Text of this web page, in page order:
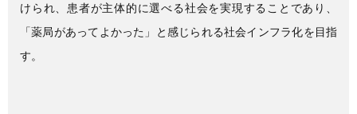
けられ、患者が主体的に選べる社会を実現することであり、
「薬局があってよかった」と感じられる社会インフラ化を目指
す。